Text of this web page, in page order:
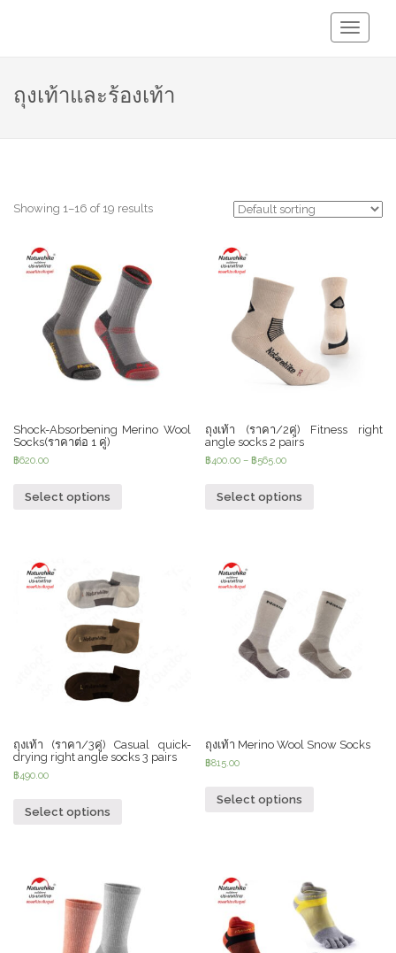
Toggle
ถุงเท้าและร้องเท้า
Showing 1–16 of 19 results
Shock-Absorbening Merino Wool
Socks(ราคาต่อ 1 คู่)
฿620.00
Select options
ถุงเท้า (ราคา/2คู่) Fitness right
angle socks 2 pairs
฿400.00 – ฿565.00
Select options
ถุงเท้า (ราคา/3คู่) Casual quick-
drying right angle socks 3 pairs
฿490.00
Select options
ถุงเท้า Merino Wool Snow Socks
฿815.00
Select options